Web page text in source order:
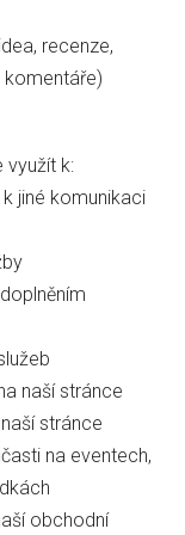
recenze,
komentáře)
využít k:
jiné komunikaci
naší stránce
stránce
na eventech,
obchodní